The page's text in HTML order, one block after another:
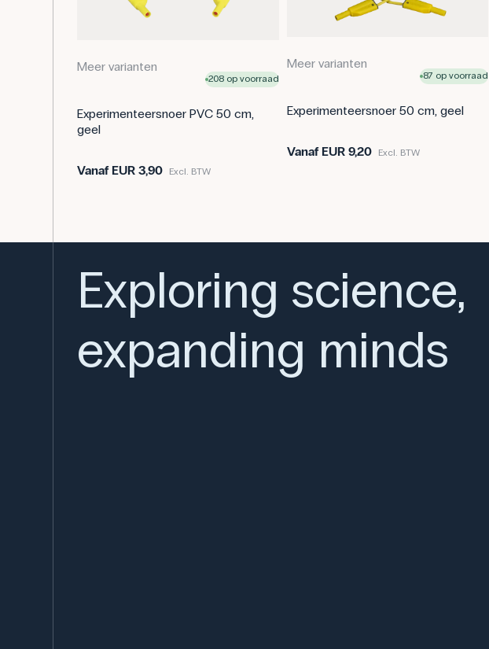
Meer varianten
208 op voorraad
Experimenteersnoer PVC 50 cm,
geel
VanafEUR 3,90 Excl. BTW
Meer varianten
87 op voorraad
Experimenteersnoer 50 cm, geel
VanafEUR 9,20 Excl. BTW
Exploring science,
expanding minds